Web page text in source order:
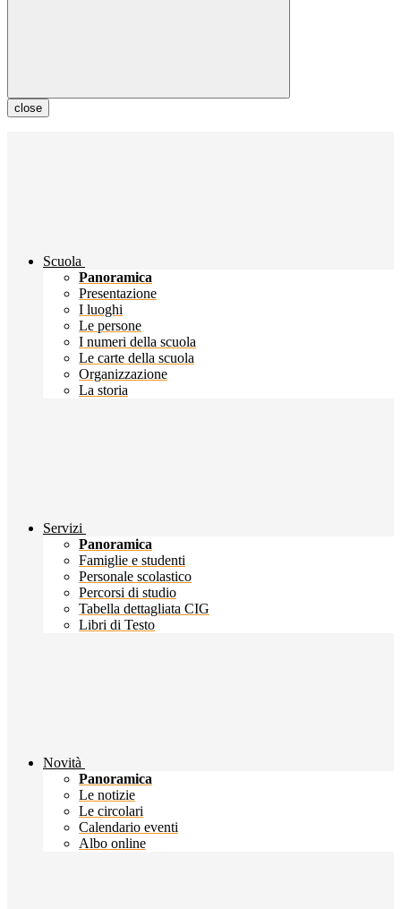
close
Scuola
Panoramica
Presentazione
I luoghi
Le persone
I numeri della scuola
Le carte della scuola
Organizzazione
La storia
Servizi
Panoramica
Famiglie e studenti
Personale scolastico
Percorsi di studio
Tabella dettagliata CIG
Libri di Testo
Novità
Panoramica
Le notizie
Le circolari
Calendario eventi
Albo online